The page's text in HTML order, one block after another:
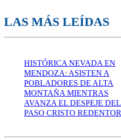
LAS MÁS LEÍDAS
HISTÓRICA NEVADA EN
MENDOZA: ASISTEN A
POBLADORES DE ALTA
MONTAÑA MIENTRAS
AVANZA EL DESPEJE DEL
PASO CRISTO REDENTOR